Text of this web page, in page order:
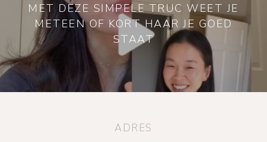
MET DEZE SIMPELE TRUC WEET JE
METEEN OF KORT HAAR JE GOED
STAAT
ADRES